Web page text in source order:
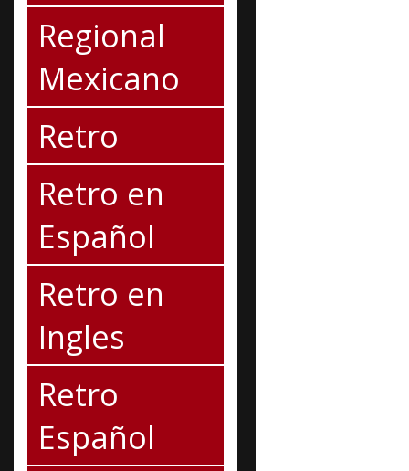
Regional
Mexicano
Retro
Retro en
Español
Retro en
Ingles
Retro
Español